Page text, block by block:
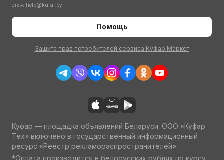
этаж help@kufar.by
Помощь
Защита прав потребителей сервиса Куфар Маркет
Куфар — площадка объявлений Беларуси. ООО «Куфар
Тех» включено в государственный информационный
ресурс «Реестр рекламораспространителей»
*Оплата производится в белорусских рублях по курсу